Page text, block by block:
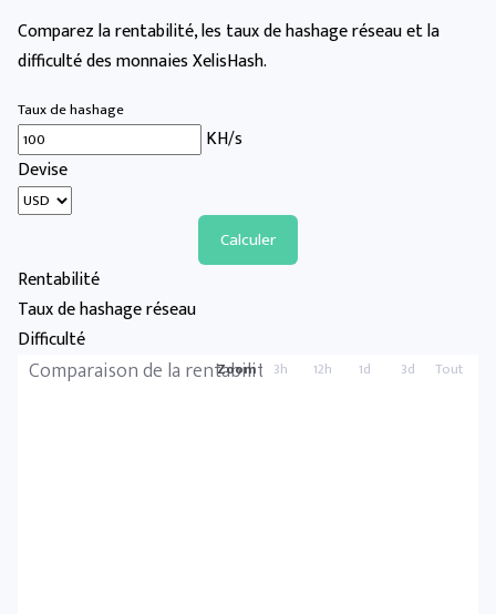
Comparez la rentabilité, les taux de hashage réseau et la
difficulté des monnaies XelisHash.
Taux de hashage
KH/s
Devise
Calculer
Rentabilité
Taux de hashage réseau
Difficulté
Comparaison de la rentabilité
Zoom 3h 12h 1d 3d Tout